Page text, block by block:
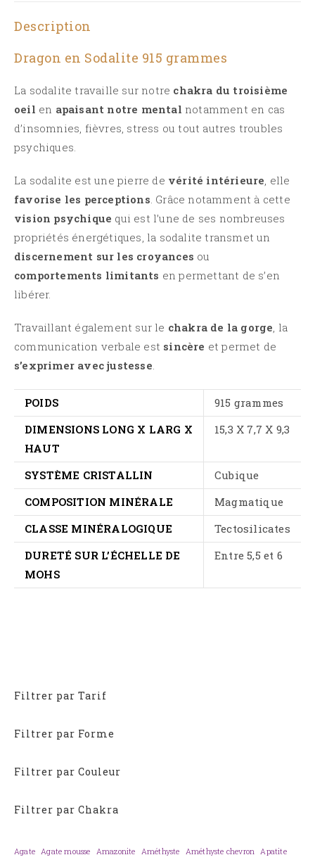
Description
Dragon en Sodalite 915 grammes
La sodalite travaille sur notre chakra du troisième
oeil en apaisant notre mental notamment en cas
d’insomnies, fièvres, stress ou tout autres troubles
psychiques.
La sodalite est une pierre de vérité intérieure, elle
favorise les perceptions. Grâce notamment à cette
vision psychique qui est l’une de ses nombreuses
propriétés énergétiques, la sodalite transmet un
discernement sur les croyances ou
comportements limitants en permettant de s’en
libérer.
Travaillant également sur le chakra de la gorge, la
communication verbale est sincère et permet de
s’exprimer avec justesse.
POIDS
915 grammes
DIMENSIONS LONG X LARG X
HAUT
15,3 X 7,7 X 9,3
SYSTÈME CRISTALLIN
Cubique
COMPOSITION MINÉRALE
Magmatique
CLASSE MINÉRALOGIQUE
Tectosilicates
DURETÉ SUR L’ÉCHELLE DE
MOHS
Entre 5,5 et 6
Filtrer par Tarif
Filtrer par Forme
Filtrer par Couleur
Filtrer par Chakra
Agate Agate mousse Amazonite Améthyste Améthyste chevron
Apatite